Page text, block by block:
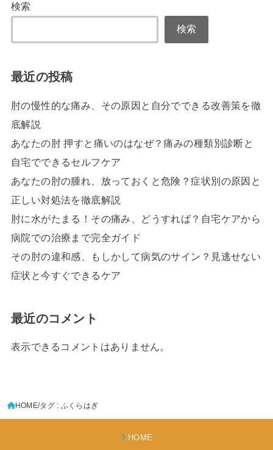
検索
検索
最近の投稿
肘の慢性的な痛み、その原因と自分でできる改善策を徹
底解説
あなたの肘 押すと痛いのはなぜ？痛みの種類別診断と
自宅でできるセルフケア
あなたの肘の腫れ、放っておくと危険？症状別の原因と
正しい対処法を徹底解説
肘に水がたまる！その痛み、どうすれば？自宅ケアから
病院での治療まで完全ガイド
その肘の違和感、もしかして病気のサイン？見逃せない
症状と今すぐできるケア
最近のコメント
表示できるコメントはありません。
HOME タグ : ふくらはぎ
HOME